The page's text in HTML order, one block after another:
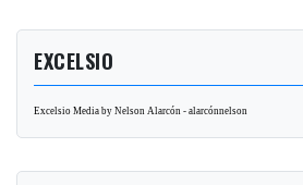
EXCELSIO
Excelsio Media by Nelson Alarcón - alarcónnelson